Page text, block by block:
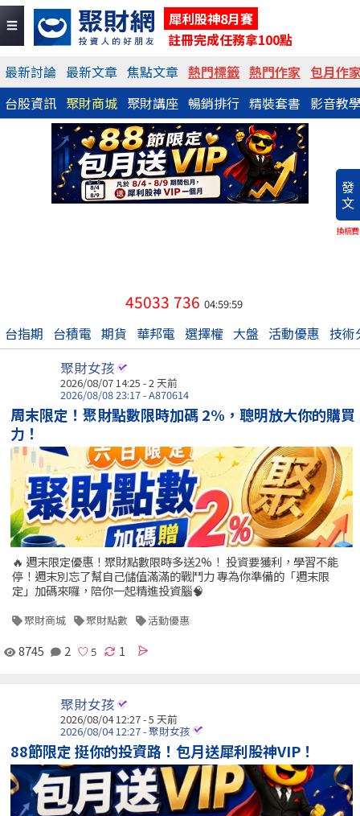
犀利股神8月賽
註冊完成任務拿100點
最新討論 最新文章 焦點文章 熱門標籤 熱門作家 包月作
台股資訊 聚財商城 聚財講座 暢銷排行 精裝套書 影音教
發
文
換稿費
45033 736 04:59:59
台指期 台積電 期貨 華邦電 選擇權 大盤 活動優惠 技術
聚財女孩
2026/08/07 14:25 - 2 天前
2026/08/08 23:17 - A870614
周末限定！聚財點數限時加碼 2%，聰明放大你的購買
力！
🔥 週末限定優惠！聚財點數限時多送2%！ 投資要獲利，學習不能
停！週末別忘了幫自己儲值滿滿的戰鬥力 專為你準備的「週末限
定」加碼來囉，陪你一起精進投資腦🧠
聚財商城 聚財點數 活動優惠
8745 2 1
聚財女孩
2026/08/04 12:27 - 5 天前
2026/08/04 12:27 - 聚財女孩
88節限定 挺你的投資路！包月送犀利股神VIP！